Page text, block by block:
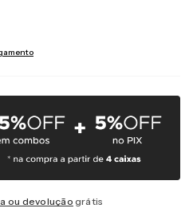
ou devolução grátis